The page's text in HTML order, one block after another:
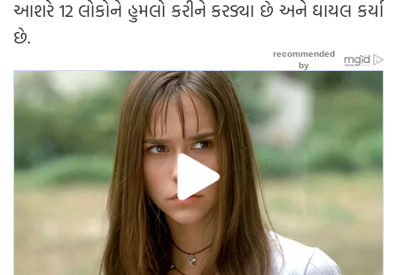
આશરે 12 લોકોને હુમલો કરીને કરડ્યા છે અને ઘાયલ કર્યા
છે.